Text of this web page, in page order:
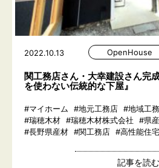
2022.10.13 OpenHouse
関工務店さん・大幸建設さん完
を使わない伝統的な下屋』
#マイホーム #地元工務店 #地域工
#瑞穂木材 #瑞穂木材株式会社 #県
#長野県産材 #関工務店 #高性能住宅
記事を読む